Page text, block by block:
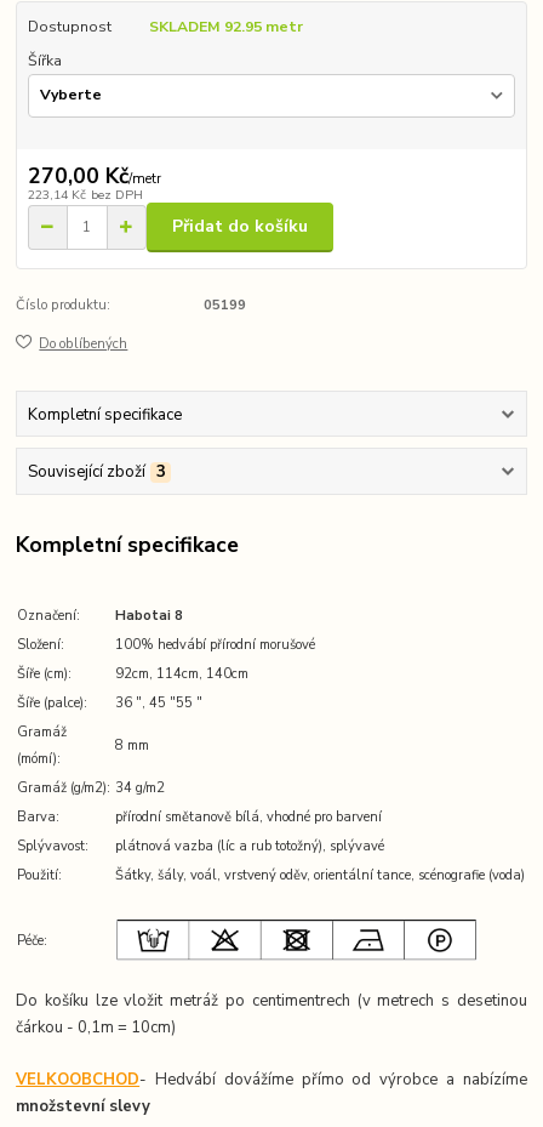
Dostupnost
SKLADEM 92.95 metr
Šířka
270,00 Kč/metr
223,14 Kč bez DPH
Přidat do košíku
Číslo produktu: 05199
Do oblíbených
Kompletní specifikace
Související zboží 3
Kompletní specifikace
Označení:
Habotai 8
Složení:
100% hedvábí přírodní morušové
Šíře (cm):
92cm, 114cm, 140cm
Šíře (palce):
36 ″, 45 ″55 ″
Gramáž
(mómí):
8 mm
Gramáž (g/m2): 34 g/m2
Barva:
přírodní smětanově bílá, vhodné pro barvení
Splývavost:
plátnová vazba (líc a rub totožný), splývavé
Použití:
Šátky, šály, voál, vrstvený oděv, orientální tance, scénografie (voda)
Péče:
Do košíku lze vložit metráž po centimentrech (v metrech s desetinou
čárkou - 0,1m = 10cm)
VELKOOBCHOD- Hedvábí dovážíme přímo od výrobce a nabízíme
množstevní slevy